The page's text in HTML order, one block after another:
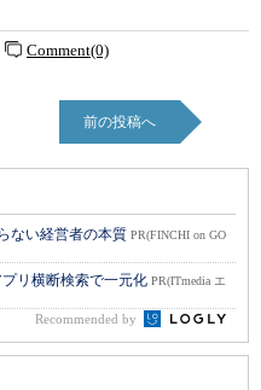
Comment(0)
前の投稿へ
ない経営者の本質 PR(FINCHI on GO
リ横断検索で一元化 PR(ITmedia エ
Recommended by